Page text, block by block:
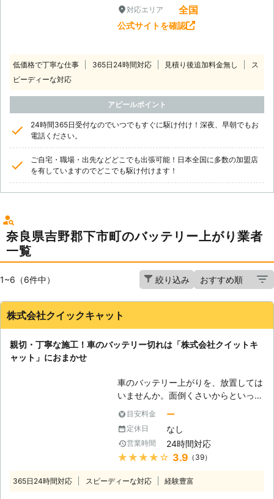
対応エリア 全国
公式サイトを確認
低価格で丁寧な仕事 365日24時間対応 見積り後追加料金無し
ス
ピーディーな対応
アピールポイント
24時間365日受付なのでいつでもすぐに駆け付け！深夜、早朝でもお
電話ください。
ご自宅・職場・出先などどこでも出張可能！日本全国に多数の加盟店
を有していますのでどこでも駆け付けます！
奈良県吉野郡下市町のバッテリー上がり業者
一覧
1~6（6件中） 絞り込み
株式会社クイックキャット
親切・丁寧な施工！車のバッテリー切れは「株式会社クイットキ
ャット」におまかせ
車のバッテリー上がりを、放置しては
いませんか。面倒くさいからといって
バッテリー上がりを放置してしまう
と、タンク内のガソリンが固まって詰
まりを引き起こす恐れがあります。そ
のため、車のバッテリー上がりはすぐ
にでも解消する必要があるのです。
きは、「株式会社クイックキャット」
目安料金 ー
定休日 なし
営業時間 24時間対応
★★★★★ 3.9 （39）
365日24時間対応 スピーディーな対応 経験豊富